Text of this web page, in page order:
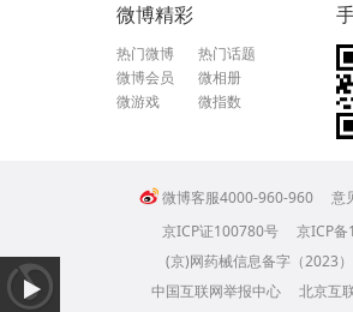
微博精彩
热门微博
热门话题
微博会员
微相册
微游戏
微指数
微博客服4000-960-960 意
京ICP证100780号
京ICP
(京)网药械信息备字（2023
中国互联网举报中心
北京互